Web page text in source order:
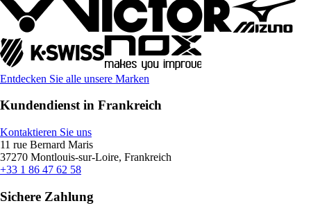
Entdecken Sie alle unsere Marken
Kundendienst in Frankreich
Kontaktieren Sie uns
11 rue Bernard Maris
37270 Montlouis-sur-Loire, Frankreich
+33 1 86 47 62 58
Sichere Zahlung